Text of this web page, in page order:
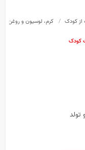
از کودک کرم، لوسیون و روغن
کودک